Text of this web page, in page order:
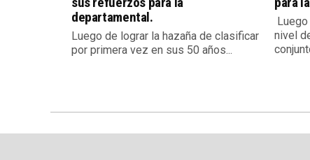
departamental.
Luego de lograr la hazaña de clasificar
por primera vez en sus 50 años...
nivel